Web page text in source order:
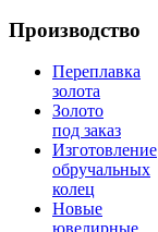
Производство
Переплавка
золота
Золото
под заказ
Изготовление
обручальных
колец
Новые